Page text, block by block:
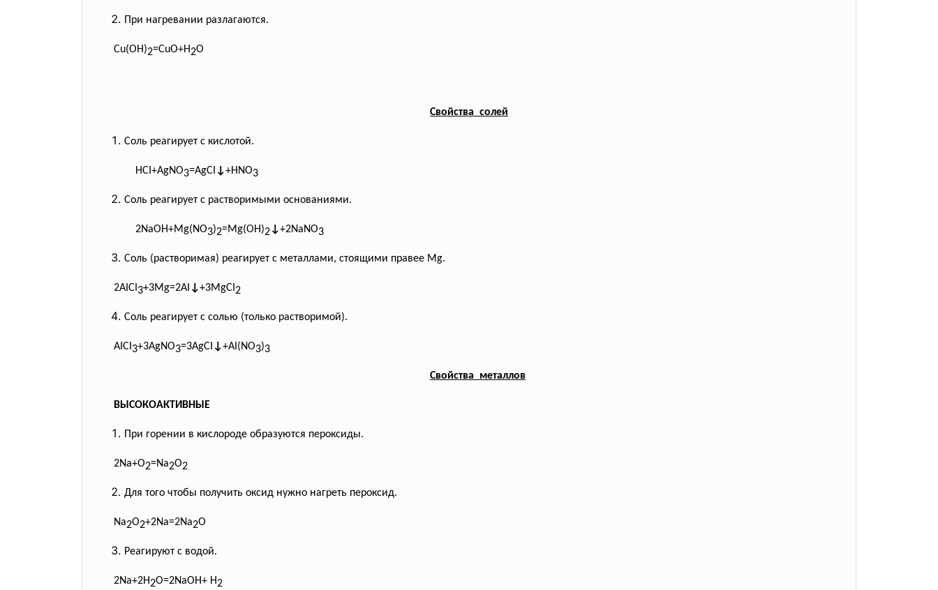
При нагревании разлагаются.
Cu(OH)2=CuO+H2O
Свойства солей
Соль реагирует с кислотой.
HCI+AgNO3=AgCI ↓+HNO3
Соль реагирует с растворимыми основаниями.
2NaOH+Mg(NO3)2=Mg(OH)2↓+2NaNO3
Соль (растворимая) реагирует с металлами, стоящими правее Mg.
2AICI 3+3Mg=2AI ↓+3MgCI 2
Соль реагирует с солью (только растворимой).
AICI 3+3AgNO3=3AgCI ↓+AI(NO3)3
Свойства металлов
ВЫСОКОАКТИВНЫЕ
При горении в кислороде образуются пероксиды.
2Na+O2=Na2O2
Для того чтобы получить оксид нужно нагреть пероксид.
Na2O2+2Na=2Na2О
Реагируют с водой.
2Na+2H2O=2NaОН+ H2